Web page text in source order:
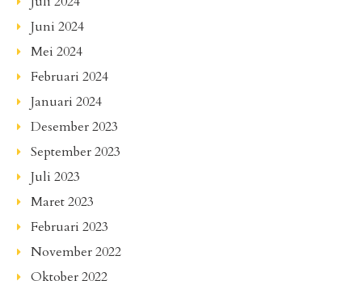
Juni 2024
Mei 2024
Februari 2024
Januari 2024
Desember 2023
September 2023
Juli 2023
Maret 2023
Februari 2023
November 2022
Oktober 2022